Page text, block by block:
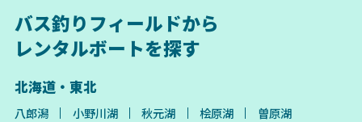
バス釣りフィールドから
レンタルボートを探す
北海道・東北
八郎潟 小野川湖 秋元湖 桧原湖 曽原湖